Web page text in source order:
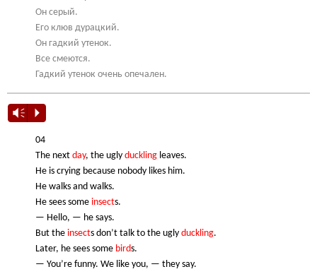
Он серый.
Его клюв дурацкий.
Он гадкий утенок.
Все смеются.
Гадкий утенок очень опечален.
Vm P
04
The next day, the ugly duckling leaves.
He is crying because nobody likes him.
He walks and walks.
He sees some insects.
— Hello, — he says.
But the insects don’t talk to the ugly duckling.
Later, he sees some birds.
— You’re funny. We like you, — they say.